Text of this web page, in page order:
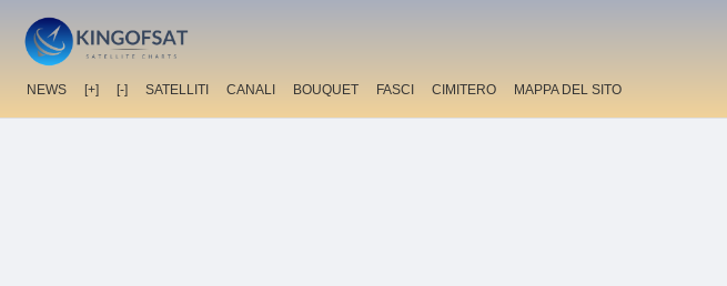
NEWS [+] [-] SATELLITI CANALI BOUQUET FASCI CIMITERO MAPPA DEL SITO